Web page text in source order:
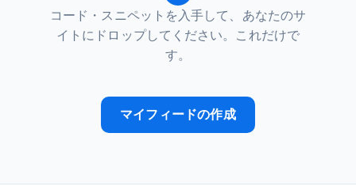
コード・スニペットを入手して、あなたのサ
イトにドロップしてください。これだけで
す。
マイフィードの作成